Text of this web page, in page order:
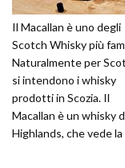
Il Macallan è uno degli
Scotch Whisky più
Naturalmente per
si intendono i whisky
prodotti in Scozia. Il
Macallan è un whisky
Highlands, che vede la